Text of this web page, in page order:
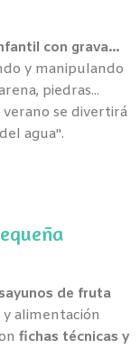
con grava...
y manipulando
piedras...
se divertirá
agua".
de fruta
alimentación
fichas técnicas y